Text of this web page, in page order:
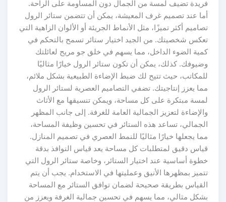
فريدة تضيف لمسة من الجمال دون المساومة على الراحة.
أما عند تصميم غرف المعيشة، يمكن أن تتضمن ستائر الرول
تصاميم أكثر تميزًا، مثل الأنماط الجريئة أو الألوان الزاهية التي
تعكس شخصيتك. من الجيد اختيار ستائر تسمح بالتحكم في
كمية الضوء الداخل، مما يسهم في خلق جو مريح لعائلتك
وضيوفك. كذلك، يمكن أن تكون ستائر الرول خيارًا مثاليًا
للمكاتب، حيث تتيح لك ضبط الإضاءة الطبيعية بشكل ملائم،
مما يعزز إنتاجيتك. تضفي التصاميم العصرية لستائر الرول
لمسة مبتكرة على كل مساحة، ويمكن تنسيقها مع الأثاث
والإضاءة لتعزيز الجمالية العامة للغرفة. إلى جانب المظهر
الجمالي، تساعد هذه الستائر في تحسين وظيفة المساحة،
مما يجعلها خيارًا مثاليًا للنمط العصري في تصميم المنازل.
قياس دقيق لمتطلبات كل مساحة يعد قياس النوافذ بدقة
خطوة أساسية عند اختيار الستائر، وخاصة ستائر الرول التي
تتميز بمظهرها الأنيق وعمليتها في الاستخدام. يجب أن يتم
القياس بطريقة صحيحة لضمان توافق الستائر مع المساحة
بشكل مثالي، مما يسهم في تحسين جمالية الغرفة ويعزز من